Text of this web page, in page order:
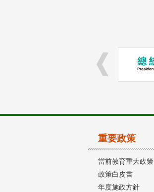
重要政策
當前教育重大政策
政策白皮書
年度施政方針